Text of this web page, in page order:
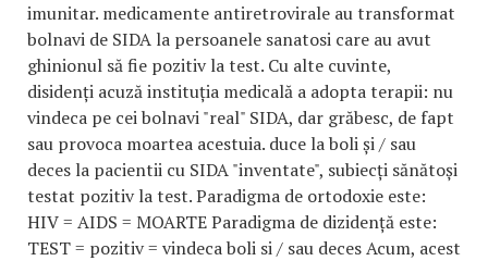
imunitar. medicamente antiretrovirale au transformat
bolnavi de SIDA la persoanele sanatosi care au avut
ghinionul să fie pozitiv la test. Cu alte cuvinte,
disidenți acuză instituția medicală a adopta terapii: nu
vindeca pe cei bolnavi "real" SIDA, dar grăbesc, de fapt
sau provoca moartea acestuia. duce la boli și / sau
deces la pacientii cu SIDA "inventate", subiecți sănătoși
testat pozitiv la test. Paradigma de ortodoxie este:
HIV = AIDS = MOARTE Paradigma de dizidență este:
TEST = pozitiv = vindeca boli si / sau deces Acum, acest